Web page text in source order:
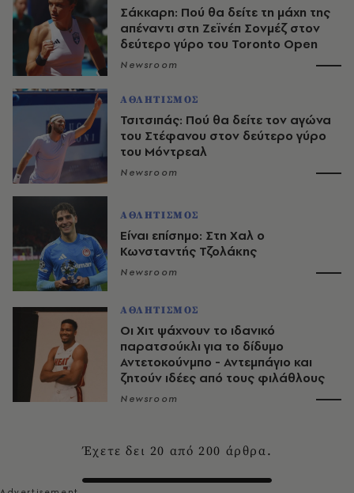
Σάκκαρη: Πού θα δείτε τη μάχη της
απέναντι στη Ζεϊνέπ Σονμέζ στον
δεύτερο γύρο του Toronto Open
Newsroom
ΑΘΛΗΤΙΣΜΟΣ
Τσιτσιπάς: Πού θα δείτε τον αγώνα
του Στέφανου στον δεύτερο γύρο
του Μόντρεαλ
Newsroom
ΑΘΛΗΤΙΣΜΟΣ
Είναι επίσημο: Στη Χαλ ο
Κωνσταντής Τζολάκης
Newsroom
ΑΘΛΗΤΙΣΜΟΣ
Οι Χιτ ψάχνουν το ιδανικό
παρατσούκλι για το δίδυμο
Αντετοκούνμπο - Αντεμπάγιο και
ζητούν ιδέες από τους φιλάθλους
Newsroom
Έχετε δει 20 από 200 άρθρα.